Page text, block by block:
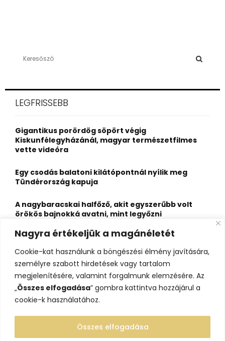
Nagyra értékeljük a magánéletét
Cookie-kat használunk a böngészési élmény javítására,
személyre szabott hirdetések vagy tartalom
megjelenítésére, valamint forgalmunk elemzésére. Az
„Összes elfogadása” gombra kattintva hozzájárul a
cookie-k használatához.
Összes elfogadása
h
o
r
:
R
LEGFRISSEBB
Gigantikus porördög söpört végig
Kiskunfélegyházánál, magyar természetfilmes
vette videóra
Egy csodás balatoni kilátópontnál nyílik meg
Tündérország kapuja
A nagybaracskai halfőző, akit egyszerűbb volt
örökös bajnokká avatni, mint legyőzni
10 érdekesség a hosszú útra készülő gólyákról
Kisvasútról nézheted a Perseidák hullócsillagait
ezen a különleges éjszakai programon